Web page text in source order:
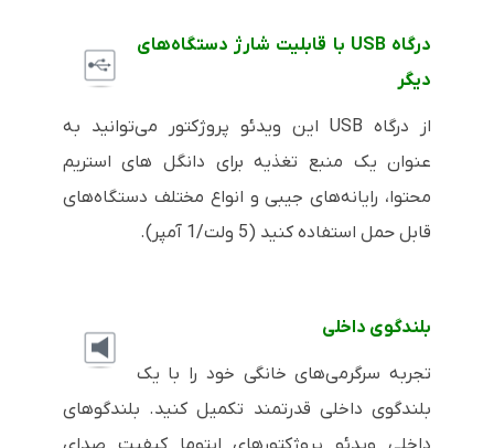
درگاهUSB با قابلیت شارژ دستگاه‌های
دیگر
از درگاه USBاین ویدئو پروژکتور می‌توانید به
عنوان یک منبع تغذیه برای دانگل های استریم
محتوا، رایانه‌های جیبی و انواع مختلف دستگاه‌های
قابل حمل استفاده کنید (5 ولت/1 آمپر).
بلندگوی داخلی
تجربه سرگرمی‌های خانگی خود را با یک
بلندگوی داخلی قدرتمند تکمیل کنید. بلندگوهای